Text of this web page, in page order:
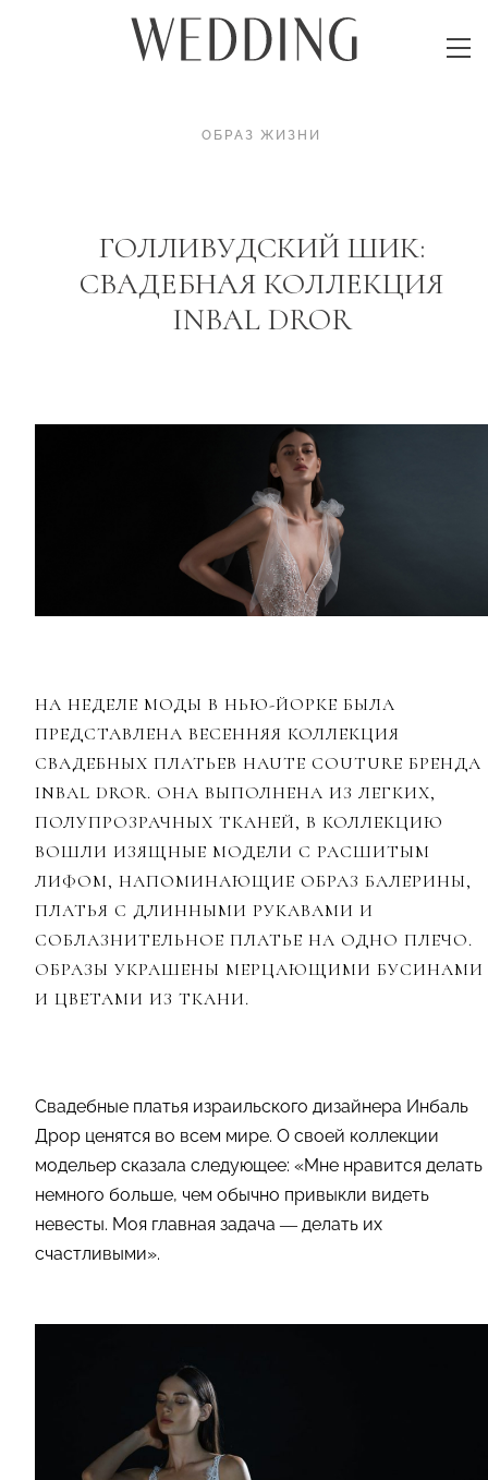
ОБРАЗ ЖИЗНИ
ГОЛЛИВУДСКИЙ ШИК:
СВАДЕБНАЯ КОЛЛЕКЦИЯ
INBAL DROR
НА НЕДЕЛЕ МОДЫ В НЬЮ-ЙОРКЕ БЫЛА
ПРЕДСТАВЛЕНА ВЕСЕННЯЯ КОЛЛЕКЦИЯ
СВАДЕБНЫХ ПЛАТЬЕВ HAUTE COUTURE БРЕНДА
INBAL DROR. ОНА ВЫПОЛНЕНА ИЗ ЛЕГКИХ,
ПОЛУПРОЗРАЧНЫХ ТКАНЕЙ, В КОЛЛЕКЦИЮ
ВОШЛИ ИЗЯЩНЫЕ МОДЕЛИ С РАСШИТЫМ
ЛИФОМ, НАПОМИНАЮЩИЕ ОБРАЗ БАЛЕРИНЫ,
ПЛАТЬЯ С ДЛИННЫМИ РУКАВАМИ И
СОБЛАЗНИТЕЛЬНОЕ ПЛАТЬЕ НА ОДНО ПЛЕЧО.
ОБРАЗЫ УКРАШЕНЫ МЕРЦАЮЩИМИ БУСИНАМИ
И ЦВЕТАМИ ИЗ ТКАНИ.
Свадебные платья израильского дизайнера Инбаль
Дрор ценятся во всем мире. О своей коллекции
модельер сказала следующее: «Мне нравится делать
немного больше, чем обычно привыкли видеть
невесты. Моя главная задача — делать их
счастливыми».